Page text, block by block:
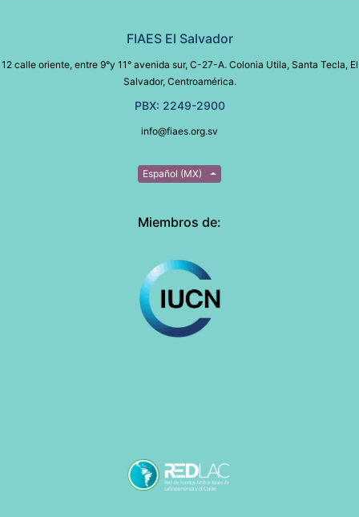
FIAES El Salvador
12 calle oriente, entre 9°y 11° avenida sur, C-27-A. Colonia Utila, Santa Tecla, El
Salvador, Centroamérica.
PBX: 2249-2900
info@fiaes.org.sv
Español (MX)
Miembros de: